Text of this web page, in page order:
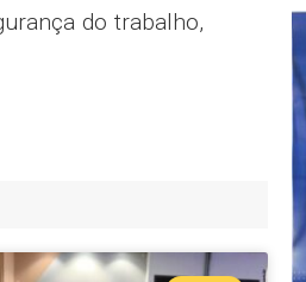
do trabalho,